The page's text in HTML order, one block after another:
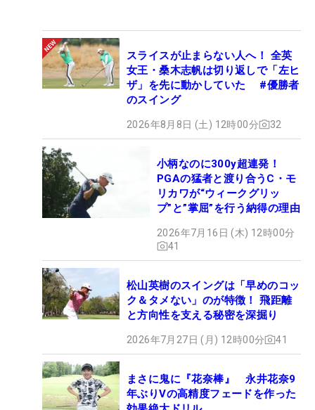
スライスが止まらない人へ！ 全英
女王・桑木志帆は切り返しで「左ヒ
ザ」を先に動かしていた #優勝者
のスイング
2026年8月8日 (土) 12時00分 32
小柄なのに300y超連発！
PGAの猛者と渡り合うC・モ
リカワが“ウィークグリッ
プ”と”掌屈”を行う納得の理由
2026年7月16日 (木) 12時00分
41
松山英樹のスイングは「早めのコッ
ク＆タメない」のが特徴！ 飛距離
と方向性を支える秘密を深掘り
2026年7月27日 (月) 12時00分 41
まさに鬼に『花奈棒』 永井花奈9
年ぶりVの高精度フェードを作った